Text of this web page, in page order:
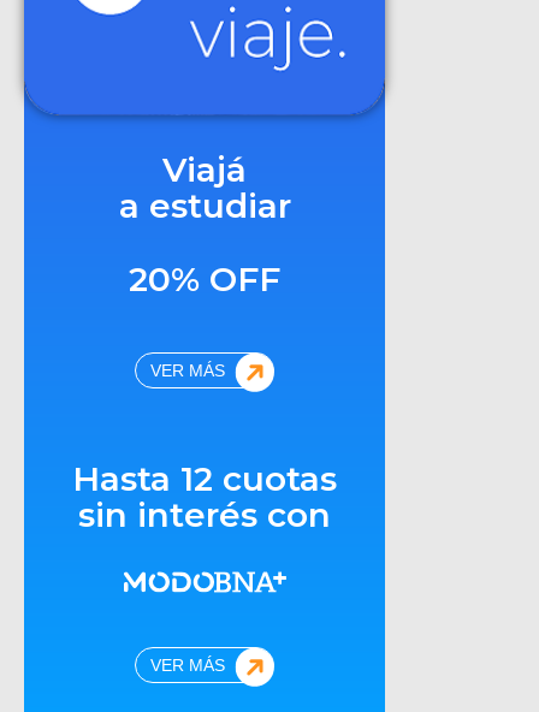
Viajá
a estudiar
20% OFF
VER MÁS
Hasta 12 cuotas
sin interés con
VER MÁS